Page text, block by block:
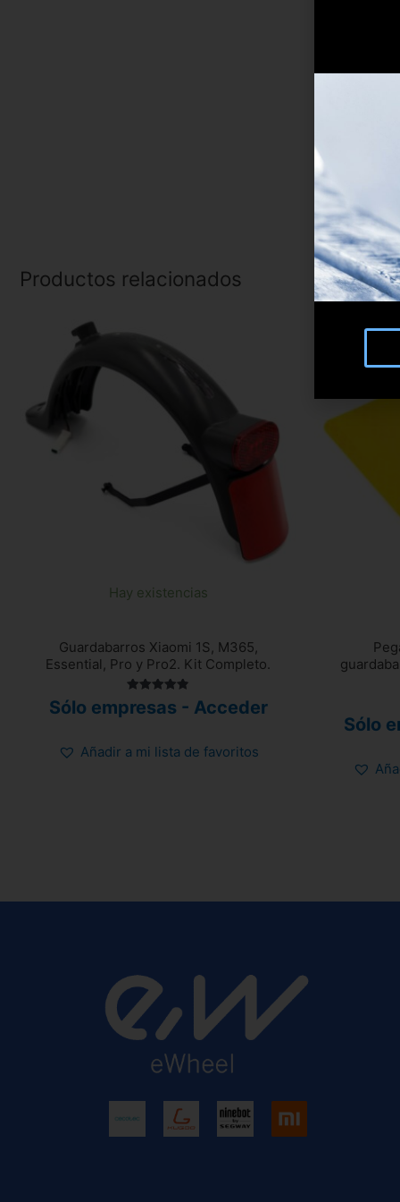
Productos relacionados
Hay existencias
Guardabarros Xiaomi 1S, M365,
Essential, Pro y Pro2. Kit Completo.
con
Sólo empresas - Acceder
Añadir a mi lista de favoritos
Sólo